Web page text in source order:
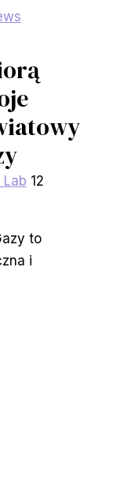
Lab 12
to
i